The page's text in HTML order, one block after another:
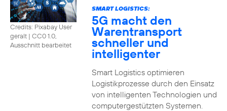
Credits: Pixabay User
geralt | CC0 1.0,
Ausschnitt bearbeitet
SMART LOGISTICS:
5G macht den
Warentransport
schneller und
intelligenter
Smart Logistics optimieren
Logistikprozesse durch den Einsatz
von intelligenten Technologien und
computergestützten Systemen.